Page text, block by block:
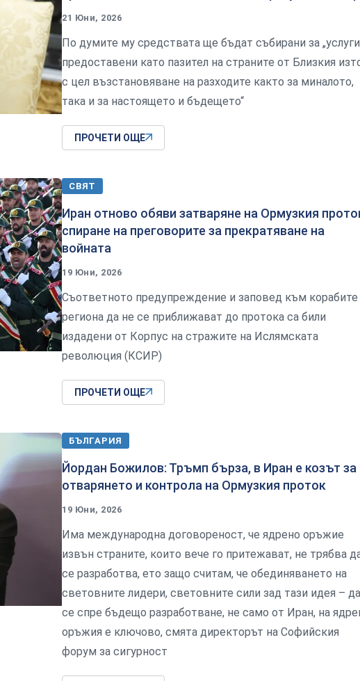
21 Юни, 2026
По думите му средствата ще бъдат събирани за
предоставени като пазител на страните от Близкия
с цел възстановяване на разходите както за миналото,
така и за настоящето и бъдещето“
ПРОЧЕТИ ОЩЕ
СВЯТ
Иран отново обяви затваряне на Ормузкия
спиране на преговорите за прекратяване на
войната
19 Юни, 2026
Съответното предупреждение и заповед към корабите
региона да не се приближават до протока са били
издадени от Корпус на стражите на Ислямската
революция (КСИР)
ПРОЧЕТИ ОЩЕ
БЪЛГАРИЯ
Йордан Божилов: Тръмп бърза, в Иран е козът за
отварянето и контрола на Ормузкия проток
19 Юни, 2026
Има международна договореност, че ядрено оръжие
извън страните, които вече го притежават, не трябва
се разработва, ето защо считам, че обединяването на
световните лидери, световните сили зад тази идея – да
се спре бъдещо разработване, не само от Иран, на
оръжия е ключово, смята директорът на Софийския
форум за сигурност